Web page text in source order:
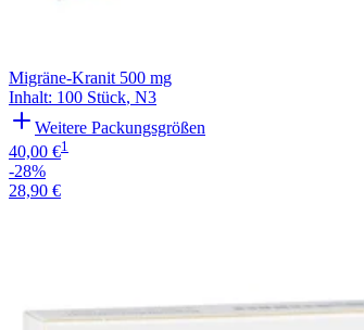
Migräne-Kranit 500 mg
Inhalt: 100 Stück, N3
Weitere Packungsgrößen
40,00 €1
-28%
28,90 €